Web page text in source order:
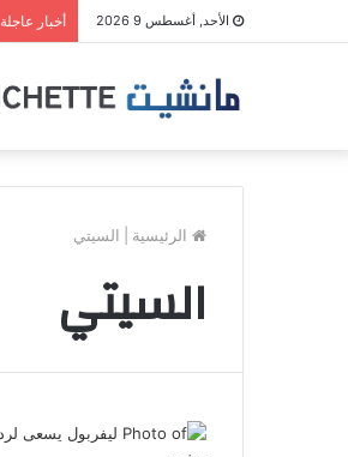
الأحد, أغسطس 9 2026 أخبار عاجلة
الرئيسية السيتي
السيتي